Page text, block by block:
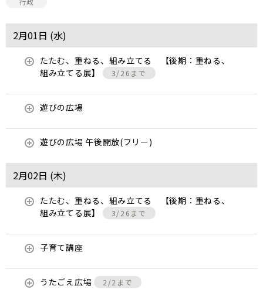
2月01日 (水)
たたむ、重ねる、組み立てる 【後期：重ねる、
組み立てる展】
3/26まで
遊びの広場
遊びの広場 午後開放(フリー)
2月02日 (木)
たたむ、重ねる、組み立てる 【後期：重ねる、
組み立てる展】
3/26まで
子育て講座
うたごえ広場 2/2まで